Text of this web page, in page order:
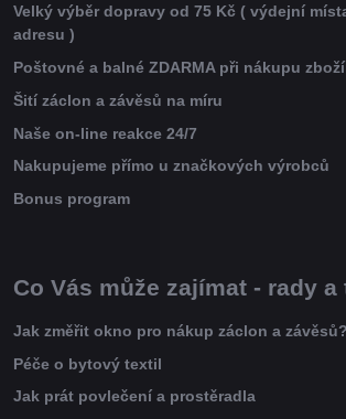
Velký výběr dopravy od 75 Kč ( výdejní
adresu )
Poštovné a balné ZDARMA při nákupu
Šití záclon a závěsů na míru
Naše on-line reakce 24/7
Nakupujeme přímo u značkových výrobců
Bonus program
Co Vás může zajímat - rady a
Jak změřit okno pro nákup záclon a závěsů?
Péče o bytový textil
Jak prát povlečení a prostěradla